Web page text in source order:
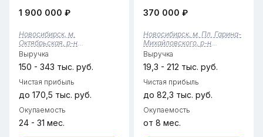
заказов Wildberries в
с октября 2025 года.
Площадь 63 квадратных
метра, тариф 4%. ПВЗ
полностью оборудован, ест...
1 900 000 ₽
Новосибирск, м.
Октябрьская, р-н
Октябрьский
Выручка
150 - 343 тыс. руб.
Чистая прибыль
до 170,5 тыс. руб.
Окупаемость
24 - 31 мес.
район!Предлагается
успешно развивающийся
бизнес-объект — пункт
выдачи заказов
Wildberries.Площадь — 60
кв. м...
370 000 ₽
Новосибирск, м. Пл. Гарина-
Михайловского, р-н
Заельцовский
Выручка
19,3 - 212 тыс. руб.
Чистая прибыль
до 82,3 тыс. руб.
Окупаемость
от 8 мес.